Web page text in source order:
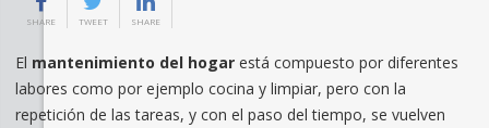
SHARE TWEET SHARE
El mantenimiento del hogarestá compuesto por diferentes
labores como por ejemplo cocina y limpiar, pero con la
repetición de las tareas, y con el paso del tiempo, se vuelven